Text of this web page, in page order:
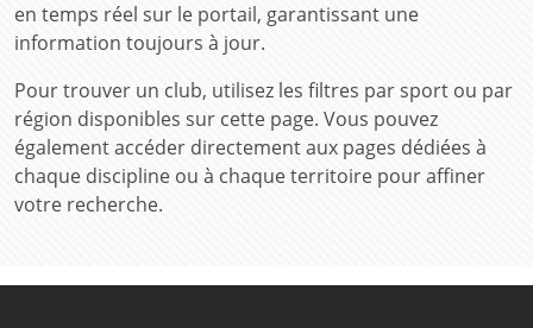
en temps réel sur le portail, garantissant une
information toujours à jour.
Pour trouver un club, utilisez les filtres par sport ou par
région disponibles sur cette page. Vous pouvez
également accéder directement aux pages dédiées à
chaque discipline ou à chaque territoire pour affiner
votre recherche.